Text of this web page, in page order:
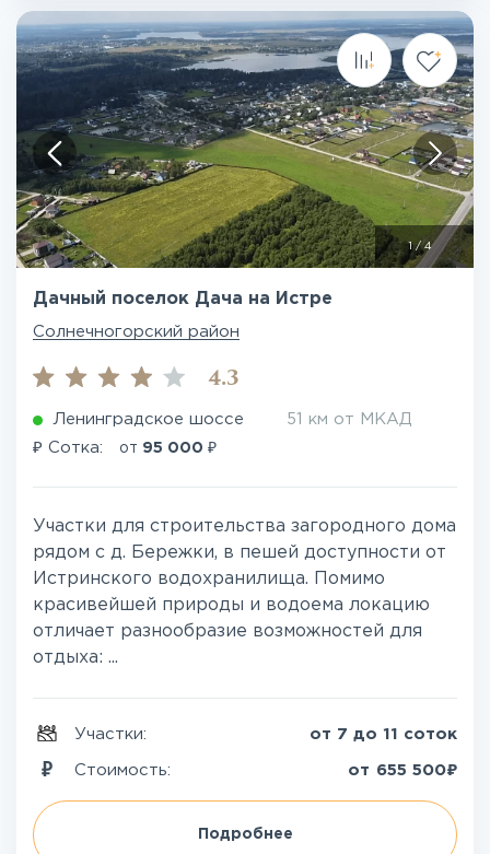
1/4
Дачный поселок Дача на Истре
Солнечногорский район
4.3
Ленинградское шоссе 51 км от МКАД
₽ Сотка: от 95 000 ₽
Участки для строительства загородного дома
рядом с д. Бережки, в пешей доступности от
Истринского водохранилища. Помимо
красивейшей природы и водоема локацию
отличает разнообразие возможностей для
отдыха: ...
Участки: от 7 до 11 соток
Стоимость: от 655 500₽
Подробнее